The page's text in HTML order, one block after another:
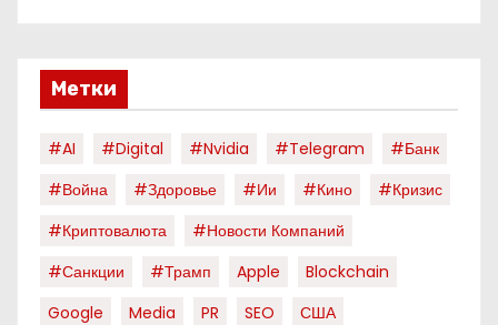
Метки
#AI #digital #nvidia #telegram
#банк
#война
#здоровье #ии #кино
#кризис
#криптовалюта
#новости Компаний
#санкции
#трамп Apple
Blockchain
Google
Media PR SEO
США